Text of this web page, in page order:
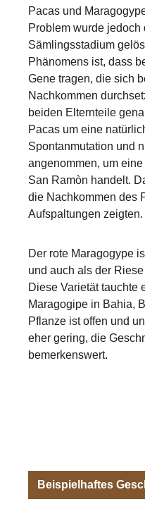
Pacas und
Problem wurde
Sämlingsstadium
Phänomens ist, dass
Gene tragen, die sich
Nachkommen
beiden Elternteile
Pacas um eine
Spontanmutation und
angenommen, um
San Ramòn handelt.
die Nachkommen des
Aufspaltungen zeigten.
Der rote Maragogype
und auch als der
Diese Varietät tauchte
Maragogipe in Bahia,
Pflanze ist offen und
eher gering, die
bemerkenswert.
Beispielhaftes